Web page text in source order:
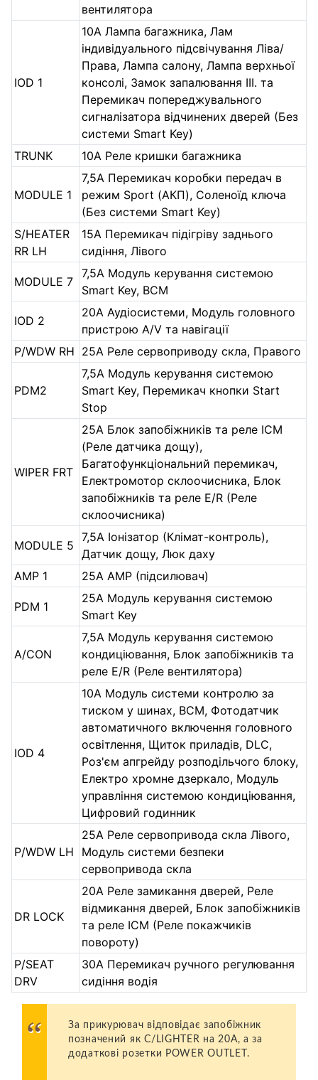
вентилятора
IOD 1
10А Лампа багажника, Лам
індивідуального підсвічування Ліва/
Права, Лампа салону, Лампа верхньої
консолі, Замок запалювання III. та
Перемикач попереджувального
сигналізатора відчинених дверей (Без
системи Smart Key)
TRUNK
10А Реле кришки багажника
MODULE 1
7,5А Перемикач коробки передач в
режим Sport (АКП), Соленоїд ключа
(Без системи Smart Key)
S/HEATER
RR LH
15А Перемикач підігріву заднього
сидіння, Лівого
MODULE 7
7,5А Модуль керування системою
Smart Key, BCM
IOD 2
20А Аудіосистеми, Модуль головного
пристрою A/V та навігації
P/WDW RH 25А Реле сервоприводу скла, Правого
PDM2
7,5А Модуль керування системою
Smart Key, Перемикач кнопки Start
Stop
WIPER FRT
25А Блок запобіжників та реле ICM
(Реле датчика дощу),
Багатофункціональний перемикач,
Електромотор склоочисника, Блок
запобіжників та реле E/R (Реле
склоочисника)
MODULE 5
7,5А Іонізатор (Клімат-контроль),
Датчик дощу, Люк даху
AMP 1
25А AMP (підсилювач)
PDM 1
25А Модуль керування системою
Smart Key
A/CON
7,5А Модуль керування системою
кондиціювання, Блок запобіжників та
реле E/R (Реле вентилятора)
IOD 4
10А Модуль системи контролю за
тиском у шинах, BCM, Фотодатчик
автоматичного включення головного
освітлення, Щиток приладів, DLC,
Роз'єм апгрейду розподільчого блоку,
Електро хромне дзеркало, Модуль
управління системою кондиціювання,
Цифровий годинник
P/WDW LH
25А Реле сервопривода скла Лівого,
Модуль системи безпеки
сервопривода скла
DR LOCK
20А Реле замикання дверей, Реле
відмикання дверей, Блок запобіжників
та реле ICM (Реле покажчиків
повороту)
P/SEAT
DRV
30А Перемикач ручного регулювання
сидіння водія
За прикурювач відповідає запобіжник
позначений як C/LIGHTER на 20А, а за
додаткові розетки POWER OUTLET.